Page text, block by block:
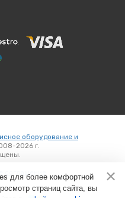
оборудование и
2026 г.
соглашение
для более комфортной
страниц сайта, вы